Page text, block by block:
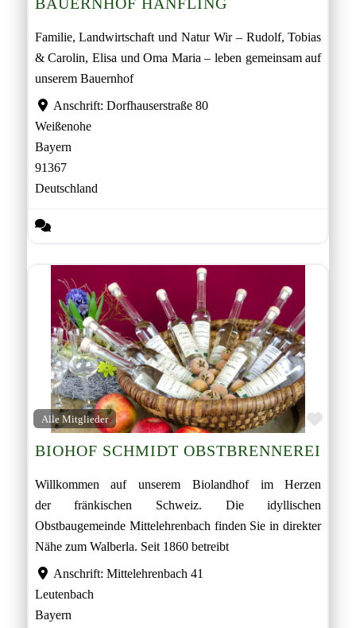
Familie, Landwirtschaft und Natur Wir – Rudolf, Tobias
& Carolin, Elisa und Oma Maria – leben gemeinsam auf
unserem Bauernhof
Anschrift: Dorfhauserstraße 80
Weißenohe
Bayern
91367
Deutschland
Alle Mitglieder
BIOHOF SCHMIDT OBSTBRENNEREI
Willkommen auf unserem Biolandhof im Herzen
der fränkischen Schweiz. Die idyllischen
Obstbaugemeinde Mittelehrenbach finden Sie in direkter
Nähe zum Walberla. Seit 1860 betreibt
Anschrift: Mittelehrenbach 41
Leutenbach
Bayern